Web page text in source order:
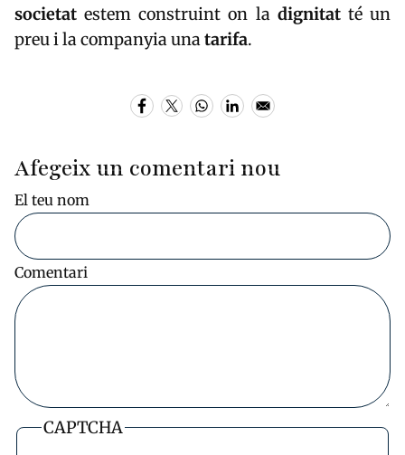
societat estem construint on la dignitatté un
preu i la companyia unatarifa.
Afegeix un comentari nou
El teu nom
Comentari
CAPTCHA